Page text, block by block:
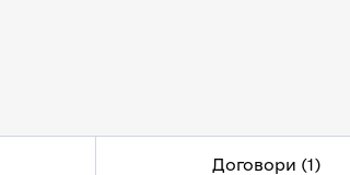
Договори (1)